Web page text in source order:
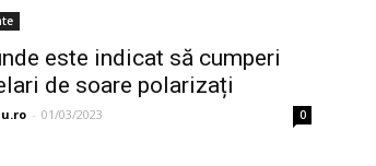
este indicat să cumperi
de soare polarizați
- 01/03/2023 0